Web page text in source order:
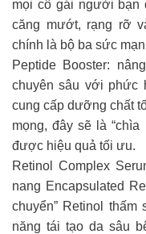
mọi cô gái người bạn
căng mướt, rạng rỡ
chính là bộ ba sức
Peptide Booster:
chuyên sâu với phức
cung cấp dưỡng chất
mọng, đây sẽ là
được hiệu quả tối ưu.
Retinol Complex
nang Encapsulated
chuyển” Retinol
năng tái tạo da sâu